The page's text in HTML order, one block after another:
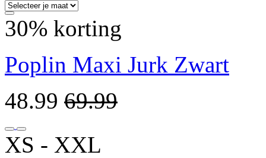
30% korting
Poplin Maxi Jurk Zwart
48.99 69.99
XS ‐ XXL